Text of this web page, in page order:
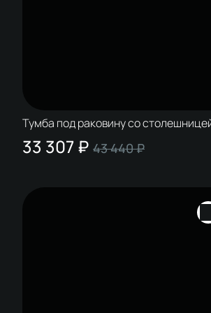
Тумба под раковину со
STWORKI Колдинг 60 антрацит,
орех
33 307 ₽ 43 440 ₽